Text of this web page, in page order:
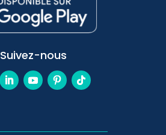
Suivez-nous